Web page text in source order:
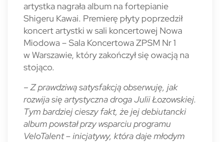
artystka nagrała album na fortepianie
Shigeru Kawai. Premierę płyty poprzedził
koncert artystki w sali koncertowej Nowa
Miodowa – Sala Koncertowa ZPSM Nr 1
w Warszawie, który zakończył się owacją na
stojąco.
– Z prawdziwą satysfakcją obserwuję, jak
rozwija się artystyczna droga Julii Łozowskiej.
Tym bardziej cieszy fakt, że jej debiutancki
album powstał przy wsparciu programu
VeloTalent – inicjatywy, która daje młodym